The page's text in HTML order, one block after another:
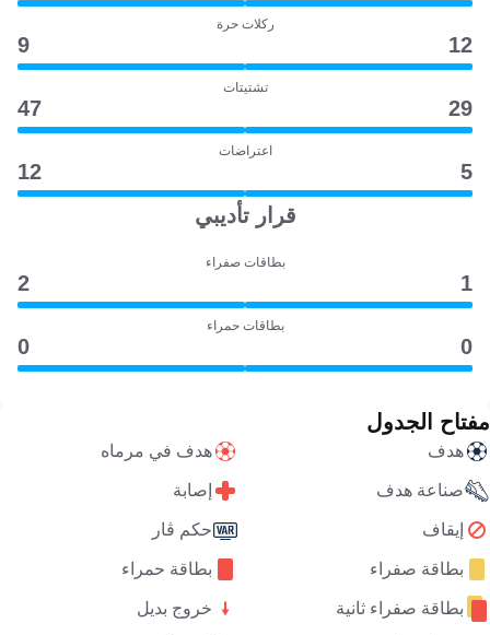
ركلات حرة
12
9
تشتيتات
29
47
اعتراضات
5
12
قرار تأديبي
بطاقات صفراء
1
2
بطاقات حمراء
0
0
مفتاح الجدول
هدف هدف في مرماه
صناعة هدف إصابة
إيقاف حكم ڤار
بطاقة صفراء بطاقة حمراء
بطاقة صفراء ثانية خروج بديل